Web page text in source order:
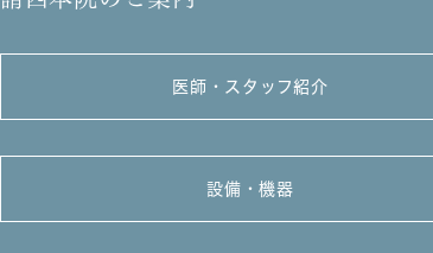
医師・スタッフ紹介
設備・機器